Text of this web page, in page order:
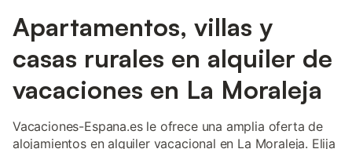
Apartamentos, villas y
casas rurales en alquiler de
vacaciones en La Moraleja
Vacaciones-Espana.es le ofrece una amplia oferta de
alojamientos en alquiler vacacional en La Moraleja. Elija